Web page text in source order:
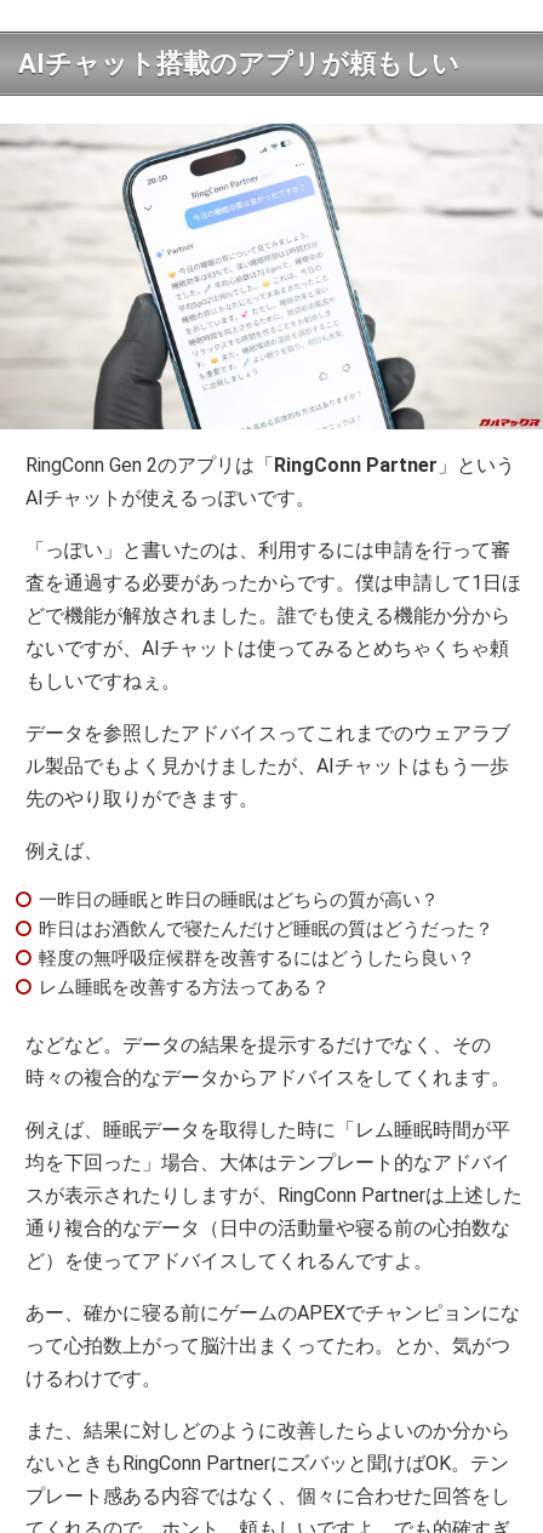
AIチャット搭載のアプリが頼もしい
RingConn Gen 2のアプリは「RingConn Partner 」という
AIチャットが使えるっぽいです。
「っぽい」と書いたのは、利用するには申請を行って審
査を通過する必要があったからです。僕は申請して1日ほ
どで機能が解放されました。誰でも使える機能か分から
ないですが、AIチャットは使ってみるとめちゃくちゃ頼
もしいですねぇ。
データを参照したアドバイスってこれまでのウェアラブ
ル製品でもよく見かけましたが、AIチャットはもう一歩
先のやり取りができます。
例えば、
一昨日の睡眠と昨日の睡眠はどちらの質が高い？
昨日はお酒飲んで寝たんだけど睡眠の質はどうだった？
軽度の無呼吸症候群を改善するにはどうしたら良い？
レム睡眠を改善する方法ってある？
などなど。データの結果を提示するだけでなく、その
時々の複合的なデータからアドバイスをしてくれます。
例えば、睡眠データを取得した時に「レム睡眠時間が平
均を下回った」場合、大体はテンプレート的なアドバイ
スが表示されたりしますが、RingConn Partnerは上述した
通り複合的なデータ（日中の活動量や寝る前の心拍数な
ど）を使ってアドバイスしてくれるんですよ。
あー、確かに寝る前にゲームのAPEXでチャンピョンにな
って心拍数上がって脳汁出まくってたわ。とか、気がつ
けるわけです。
また、結果に対しどのように改善したらよいのか分から
ないときもRingConn Partnerにズバッと聞けばOK。テン
プレート感ある内容ではなく、個々に合わせた回答をし
てくれるので、ホント、頼もしいですよ。でも的確すぎ